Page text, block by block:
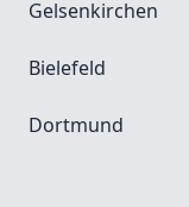
Gelsenkirchen
Bielefeld
Dortmund